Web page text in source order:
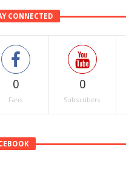
CONNECTED
0
Fans
0
Subscribers